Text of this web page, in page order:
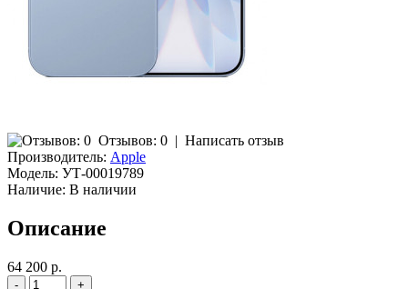
Отзывов: 0 | Написать отзыв
Производитель: Apple
Модель: УТ-00019789
Наличие: В наличии
Описание
64 200 р.